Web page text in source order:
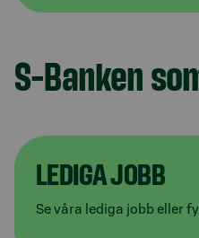
S-Banken
LEDIGA JOBB
Se våra lediga jobb eller